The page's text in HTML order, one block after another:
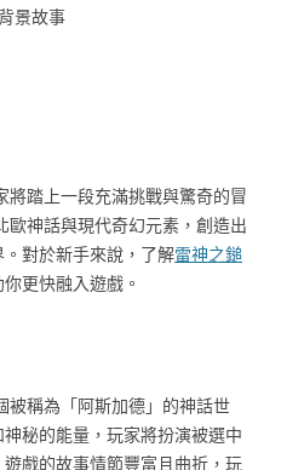
景故事
將踏上一段充滿挑戰與驚奇的冒
歐神話與現代奇幻元素，創造出
對於新手來說，了解雷神之鎚
更快融入遊戲。
被稱為「阿斯加德」的神話世
秘的能量，玩家將扮演被選中
戲的故事情節豐富且曲折，玩